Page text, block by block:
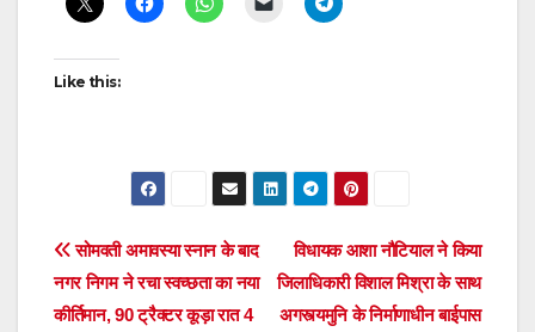
Like this:
Post
navigation
विधायक आशा नौटियाल ने किया
जिलाधिकारी विशाल मिश्रा के साथ
अगस्त्यमुनि के निर्माणाधीन बाईपास
सोमवती अमावस्या स्नान के बाद
नगर निगम ने रचा स्वच्छता का नया
कीर्तिमान, 90 ट्रैक्टर कूड़ा रात 4